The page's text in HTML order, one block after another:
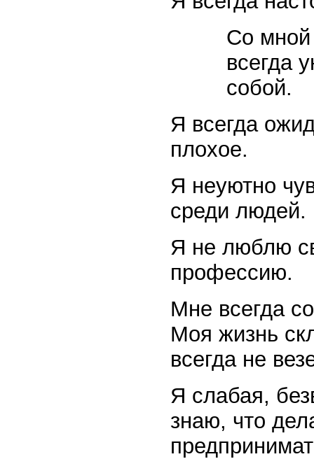
Со мной
всегда
собой.
Я всегда
плохое.
Я неуютно
среди людей.
Я не люблю
профессию.
Мне всегда
Моя жизнь
всегда не
Я слабая,
знаю, что